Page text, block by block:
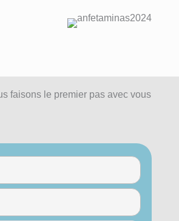
faisons le premier pas avec vous